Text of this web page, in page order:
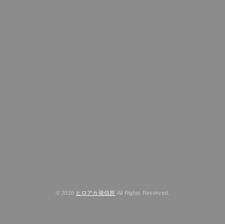
© 2026 ヒロアカ発信所 All Rights Reserved.